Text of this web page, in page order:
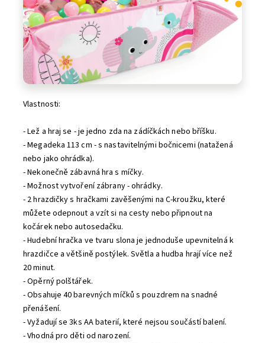
Vlastnosti:
- Lež a hraj se - je jedno zda na zádíčkách nebo bříšku.
- Megadeka 113 cm - s nastavitelnými bočnicemi (natažená
nebo jako ohrádka).
- Nekonečně zábavná hra s míčky.
- Možnost vytvoření zábrany - ohrádky.
- 2 hrazdičky s hračkami zavěšenými na C-kroužku, které
můžete odepnout a vzít si na cesty nebo připnout na
kočárek nebo autosedačku.
- Hudební hračka ve tvaru slona je jednoduše upevnitelná k
hrazdičce a většině postýlek. Světla a hudba hrají více než
20 minut.
- Opěrný polštářek.
- Obsahuje 40 barevných míčků s pouzdrem na snadné
přenášení.
- Vyžadují se 3ks AA baterií, které nejsou součástí balení.
- Vhodná pro děti od narození.